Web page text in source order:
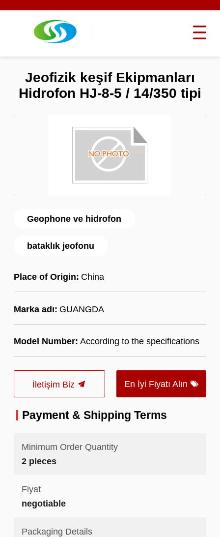
Geophone ve hidrofon
bataklık jeofonu
Place of Origin: China
Marka adı: GUANGDA
Model Number: According to the specifications
İletişim Biz En İyi Fiyatı Alın
Jeofizik keşif Ekipmanları
Hidrofon HJ-8-5 / 14/350 tipi
Payment & Shipping Terms
Minimum Order Quantity
2 pieces
Fiyat
negotiable
Packaging Details